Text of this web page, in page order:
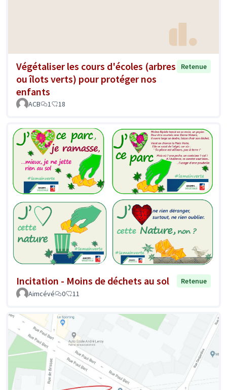
Végétaliser les cours d'écoles (arbres
ou îlots verts) pour protéger nos
enfants
Retenue
ACB 1 18
Incitation - Moins de déchets au sol
Retenue
Aimcévé
0 11